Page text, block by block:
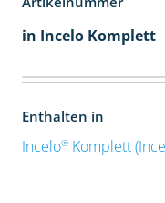
in Incelo Komplett
Enthalten in
Incelo®Komplett